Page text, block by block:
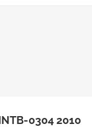
0304 2010